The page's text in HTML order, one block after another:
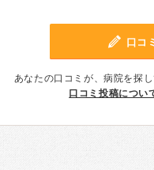
口コ
あなたの口コミが、病院を探
口コミ投稿につい